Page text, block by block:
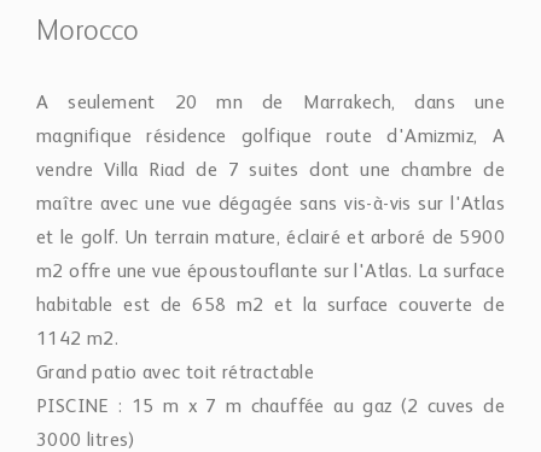
Morocco
A seulement 20 mn de Marrakech, dans une
magnifique résidence golfique route d'Amizmiz, A
vendre Villa Riad de 7 suites dont une chambre de
maître avec une vue dégagée sans vis-à-vis sur l'Atlas
et le golf. Un terrain mature, éclairé et arboré de 5900
m2 offre une vue époustouflante sur l'Atlas. La surface
habitable est de 658 m2 et la surface couverte de
1142 m2.
Grand patio avec toit rétractable
PISCINE : 15 m x 7 m chauffée au gaz (2 cuves de
3000 litres)